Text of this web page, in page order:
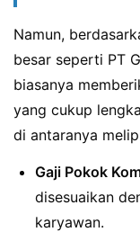
Namun,
besar seperti PT
biasanya
yang cukup
di antaranya
Gaji Pokok
disesuaikan
karyawan.